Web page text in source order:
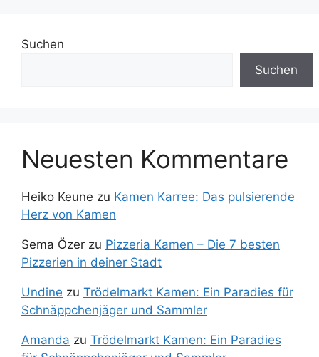
Suchen
Suchen
Neuesten Kommentare
Heiko Keune zu Kamen Karree: Das pulsierende
Herz von Kamen
Sema Özer zu Pizzeria Kamen – Die 7 besten
Pizzerien in deiner Stadt
Undine zu Trödelmarkt Kamen: Ein Paradies für
Schnäppchenjäger und Sammler
Amanda zu Trödelmarkt Kamen: Ein Paradies